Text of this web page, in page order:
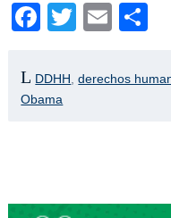
Facebook
TwitterEmail
DDHH ,derechos
Obama